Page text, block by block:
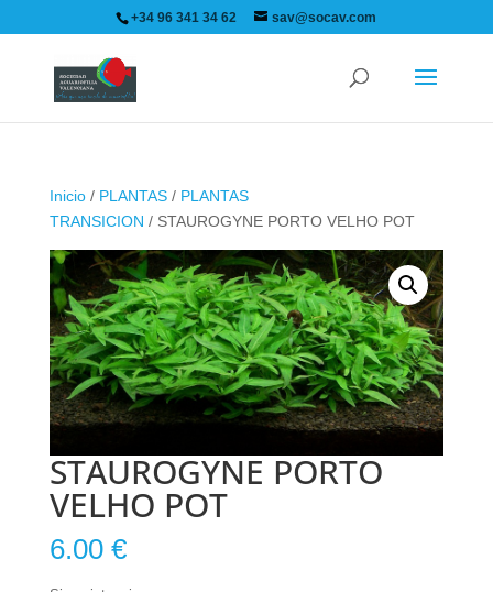
+34 96 341 34 62 sav@socav.com
Inicio/ PLANTAS/ PLANTAS
TRANSICION / STAUROGYNE PORTO VELHO POT
STAUROGYNE PORTO
VELHO POT
6.00 €